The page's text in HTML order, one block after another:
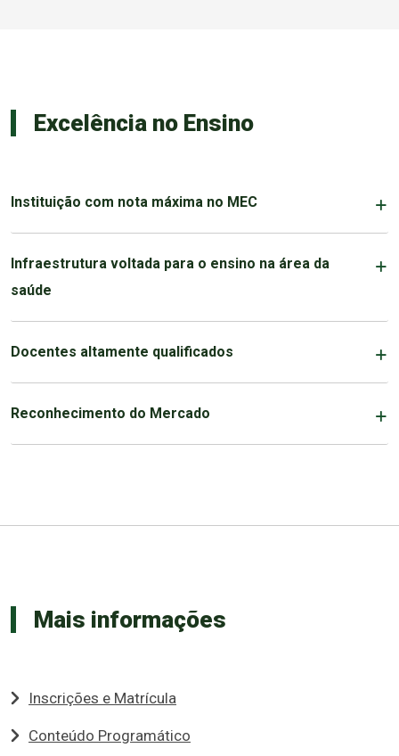
Excelência no Ensino
Instituição com nota máxima no MEC
Infraestrutura voltada para o ensino na área da
saúde
Docentes altamente qualificados
Reconhecimento do Mercado
Mais informações
Inscrições e Matrícula
Conteúdo Programático